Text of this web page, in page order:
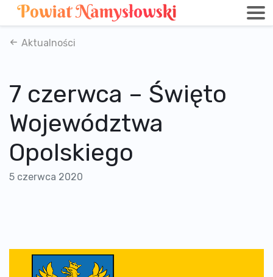
Aktualności
7 czerwca – Święto
Województwa
Opolskiego
5 czerwca 2020